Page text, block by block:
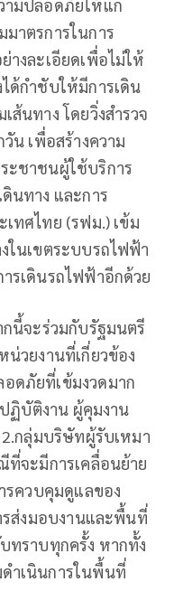
ามปลอดภัยให้แก่
าตรการในการ
งละเอียดเพื่อไม่ให้
ด้กำชับให้มีการเดิน
นทาง โดยวิ่งสำรวจ
น เพื่อสร้างความ
ะชาชนผู้ใช้บริการ
นทาง และการ
ทศไทย (รฟม.) เข้ม
ในเขตระบบรถไฟฟ้า
รเดินรถไฟฟ้าอีกด้วย
นี้จะร่วมกับรัฐมนตรี
น่วยงานที่เกี่ยวข้อง
ดภัยที่เข้มงวดมาก
ฏิบัติงาน ผู้คุมงาน
กลุ่มบริษัทผู้รับเหมา
ที่จะมีการเคลื่อนย้าย
รควบคุมดูแลของ
ส่งมอบงานและพื้นที่
ทราบทุกครั้ง หากทั้ง
ำเนินการในพื้นที่